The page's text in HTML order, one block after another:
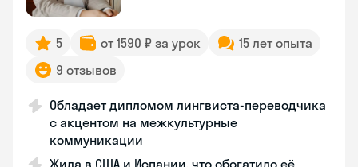
5 от 1590 ₽ за урок
15 лет опыта
9 отзывов
Обладает дипломом лингвиста-переводчика
с акцентом на межкультурные
коммуникации
Жила в США и Испании, что обогатило её